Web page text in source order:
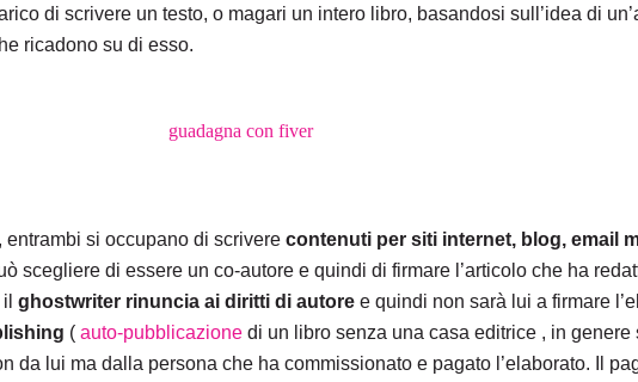
di scrivere un testo, o magari un intero libro, basandosi sull’idea di
ricadono su di esso.
entrambi si occupano di scrivere contenuti per siti internet, blog, email
scegliere di essere un co-autore e quindi di firmare l’articolo che ha
ghostwriter rinuncia ai diritti di autore e quindi non sarà lui a firmare
( auto-pubblicazione di un libro senza una casa editrice , in genere
da lui ma dalla persona che ha commissionato e pagato l’elaborato. Il